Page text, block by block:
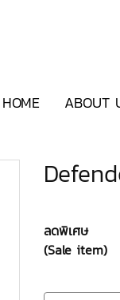
HOME ABOUT
ลดพิเศษ
(Sale item)